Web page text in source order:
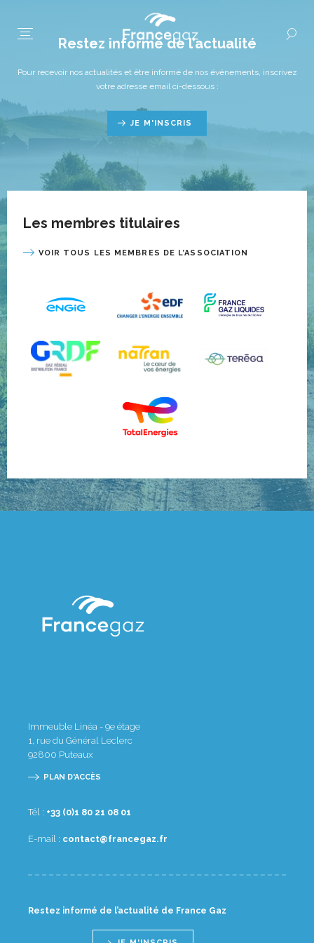
Restez informé de l’actualité
Pour recevoir nos actualités et être informé de nos événements, inscrivez
votre adresse email ci-dessous :
JE M'INSCRIS
Les membres titulaires
VOIR TOUS LES MEMBRES DE L’ASSOCIATION
Immeuble Linéa - 9e étage
1, rue du Général Leclerc
92800 Puteaux
PLAN D'ACCÈS
Tél : 10 80 12 08 1(0) 33+
E-mail : rf.zagecnarf@tcatnoc
Restez informé de l’actualité de France Gaz